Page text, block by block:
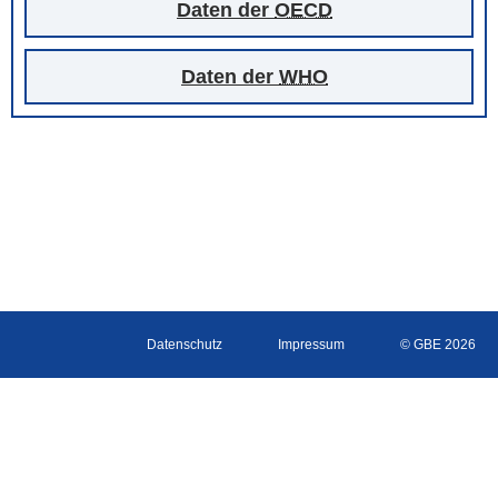
Daten der OECD
Daten der WHO
Datenschutz Impressum © GBE 2026